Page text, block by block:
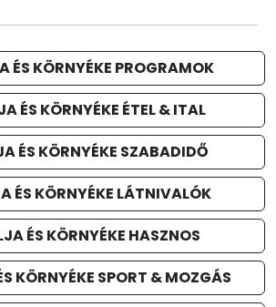
ÉS KÖRNYÉKE PROGRAMOK
ÉS KÖRNYÉKE ÉTEL & ITAL
ÉS KÖRNYÉKE SZABADIDŐ
ÉS KÖRNYÉKE LÁTNIVALÓK
ÉS KÖRNYÉKE HASZNOS
KÖRNYÉKE SPORT & MOZGÁS